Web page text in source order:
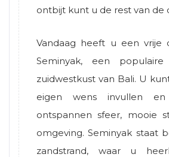
ontbijt kunt u de rest van de
Vandaag heeft u een vrije
Seminyak, een
zuidwestkust van Bali. U
eigen wens invullen
ontspannen sfeer, mooie
omgeving. Seminyak staat
zandstrand, waar u